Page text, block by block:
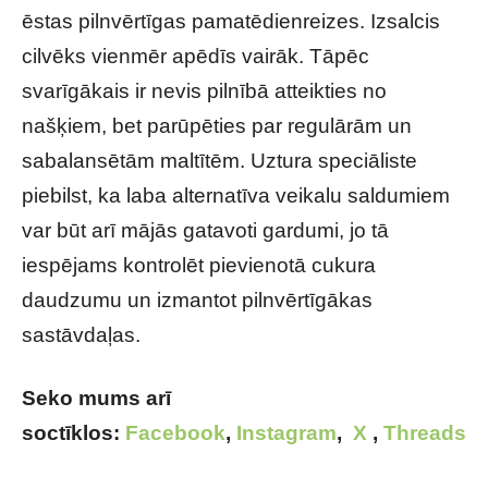
ēstas pilnvērtīgas pamatēdienreizes. Izsalcis
cilvēks vienmēr apēdīs vairāk. Tāpēc
svarīgākais ir nevis pilnībā atteikties no
našķiem, bet parūpēties par regulārām un
sabalansētām maltītēm. Uztura speciāliste
piebilst, ka laba alternatīva veikalu saldumiem
var būt arī mājās gatavoti gardumi, jo tā
iespējams kontrolēt pievienotā cukura
daudzumu un izmantot pilnvērtīgākas
sastāvdaļas.
Seko mums arī
soctīklos: Facebook, Instagram, X , Threads